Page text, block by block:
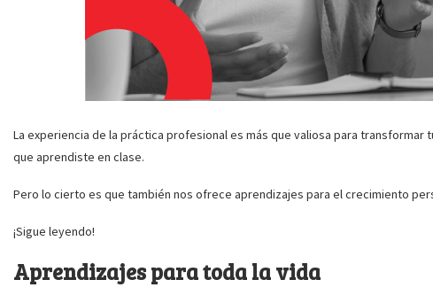
La experiencia de la práctica profesional es más que valiosa para
que aprendiste en clase.
Pero lo cierto es que también nos ofrece aprendizajes para el crecimiento
¡Sigue leyendo!
Aprendizajes para toda la vida